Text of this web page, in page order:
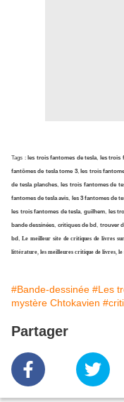
Tags : les trois fantomes de tesla, les trois
fantômes de tesla tome 3, les trois
de tesla planches, les trois fantomes de
fantomes de tesla avis, les 3 fantomes de
les trois fantomes de tesla, guilhem, les
bande dessinées, critiques de bd, trouver
bd , Le meilleur site de critiques de livres
littérature, les meilleures critique de livres, le
#Bande-dessinée #Les
mystère Chtokavien
Partager